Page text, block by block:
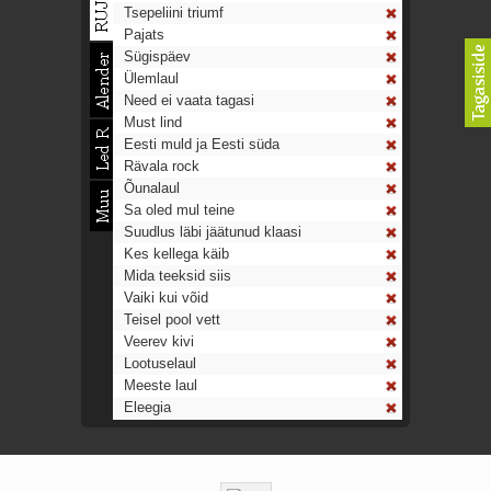
Tsepeliini triumf
Pajats
Sügispäev
Ülemlaul
Need ei vaata tagasi
Must lind
Eesti muld ja Eesti süda
Rävala rock
Õunalaul
Sa oled mul teine
Suudlus läbi jäätunud klaasi
Kes kellega käib
Mida teeksid siis
Vaiki kui võid
Teisel pool vett
Veerev kivi
Lootuselaul
Meeste laul
Eleegia
Ahtumine